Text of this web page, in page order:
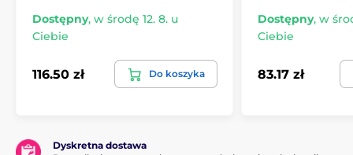
Dostępny, w środę 12. 8. u
Ciebie
116.50 zł Do koszyka
Dostępny, w
Ciebie
83.17 zł
Dyskretna dostawa